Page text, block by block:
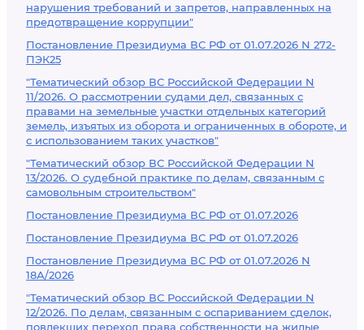
нарушения требований и запретов, направленных на
предотвращение коррупции"
Постановление Президиума ВС РФ от 01.07.2026 N 272-
ПЭК25
"Тематический обзор ВС Российской Федерации N
11/2026. О рассмотрении судами дел, связанных с
правами на земельные участки отдельных категорий
земель, изъятых из оборота и ограниченных в обороте, и
с использованием таких участков"
"Тематический обзор ВС Российской Федерации N
13/2026. О судебной практике по делам, связанным с
самовольным строительством"
Постановление Президиума ВС РФ от 01.07.2026
Постановление Президиума ВС РФ от 01.07.2026
Постановление Президиума ВС РФ от 01.07.2026 N
18А/2026
"Тематический обзор ВС Российской Федерации N
12/2026. По делам, связанным с оспариванием сделок,
повлекших переход права собственности на жилые